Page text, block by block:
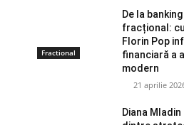
Fractional
De la
fracțional:
Florin Pop
financiară a
modern
21 aprilie
Diana